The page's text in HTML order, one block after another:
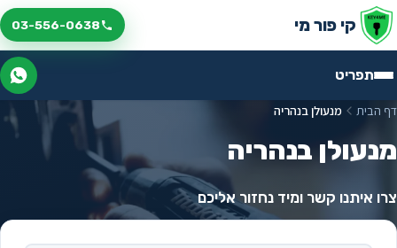
דלג לתוכן
קי פור מי 03-556-0638
תפריט
דף הבית מנעולן בנהריה
מנעולן בנהריה
צרו איתנו קשר ומיד נחזור אליכם